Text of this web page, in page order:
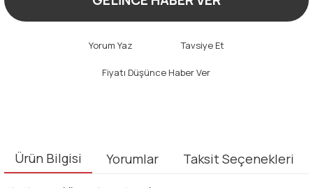
Yorum Yaz Tavsiye Et
Fiyatı Düşünce Haber Ver
Ürün Bilgisi Yorumlar Taksit Seçenekleri